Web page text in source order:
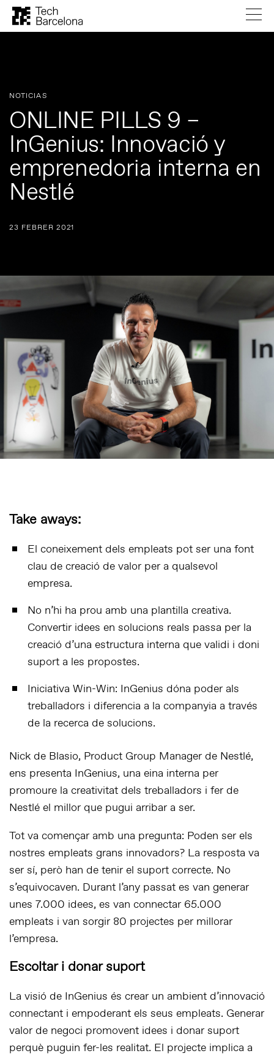
NOTICIAS
ONLINE PILLS 9 –
InGenius: Innovació y
emprenedoria interna en
Nestlé
23 FEBRER 2021
Take aways:
El coneixement dels empleats pot ser una font
clau de creació de valor per a qualsevol
empresa.
No n’hi ha prou amb una plantilla creativa.
Convertir idees en solucions reals passa per la
creació d’una estructura interna que validi i doni
suport a les propostes.
Iniciativa Win-Win: InGenius dóna poder als
treballadors i diferencia a la companyia a través
de la recerca de solucions.
Nick de Blasio, Product Group Manager de Nestlé,
ens presenta InGenius, una eina interna per
promoure la creativitat dels treballadors i fer de
Nestlé el millor que pugui arribar a ser.
Tot va començar amb una pregunta: Poden ser els
nostres empleats grans innovadors? La resposta va
ser sí, però han de tenir el suport correcte. No
s’equivocaven. Durant l’any passat es van generar
unes 7.000 idees, es van connectar 65.000
empleats i van sorgir 80 projectes per millorar
l’empresa.
Escoltar i donar suport
La visió de InGenius és crear un ambient d’innovació
connectant i empoderant els seus empleats. Generar
valor de negoci promovent idees i donar suport
perquè puguin fer-les realitat. El projecte implica a